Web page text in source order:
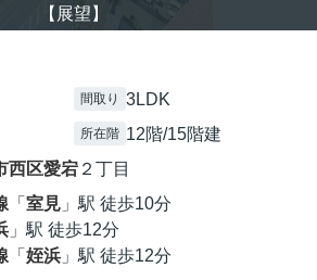
【展望】
間取り 3LDK
所在階 12階/15階建
西区愛宕 ２丁目
「 室見 」駅 徒歩10分
」駅 徒歩12分
「 姪浜 」駅 徒歩12分